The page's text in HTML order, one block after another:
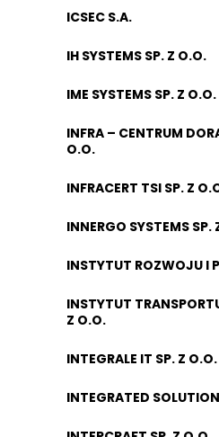
ICSEC S.A.
IH SYSTEMS SP. Z O.O.
IME SYSTEMS SP. Z O.O.
INFRA – CENTRUM
O.O.
INFRACERT TSI SP. Z
INNERGO SYSTEMS SP.
INSTYTUT ROZWOJU I
INSTYTUT
Z O.O.
INTEGRALE IT SP. Z O.O.
INTEGRATED